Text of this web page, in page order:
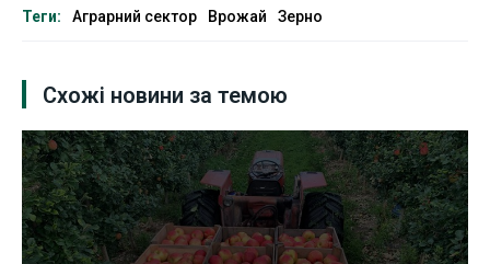
Теги: Аграрний сектор Врожай Зерно
Схожі новини за темою